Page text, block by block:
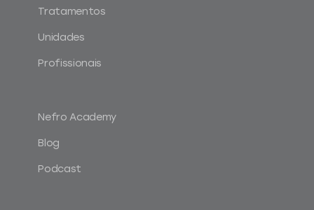
Tratamentos
Unidades
Profissionais
Nefro Academy
Blog
Podcast